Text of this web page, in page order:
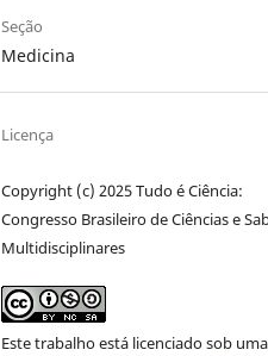
Seção
Medicina
Licença
Copyright (c) 2025 Tudo é Ciência:
Congresso Brasileiro de Ciências e
Multidisciplinares
Este trabalho está licenciado sob uma